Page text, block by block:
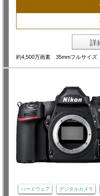
詳
約4,500万画素 35mmフルサイ
ハードウェア デジタルカメラ